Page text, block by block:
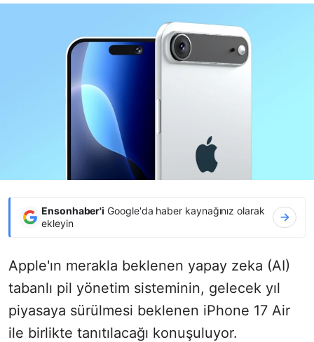
Ensonhaber'i Google'da haber kaynağınız olarak
ekleyin
Apple'ın merakla beklenen yapay zeka (AI)
tabanlı pil yönetim sisteminin, gelecek yıl
piyasaya sürülmesi beklenen iPhone 17 Air
ile birlikte tanıtılacağı konuşuluyor.